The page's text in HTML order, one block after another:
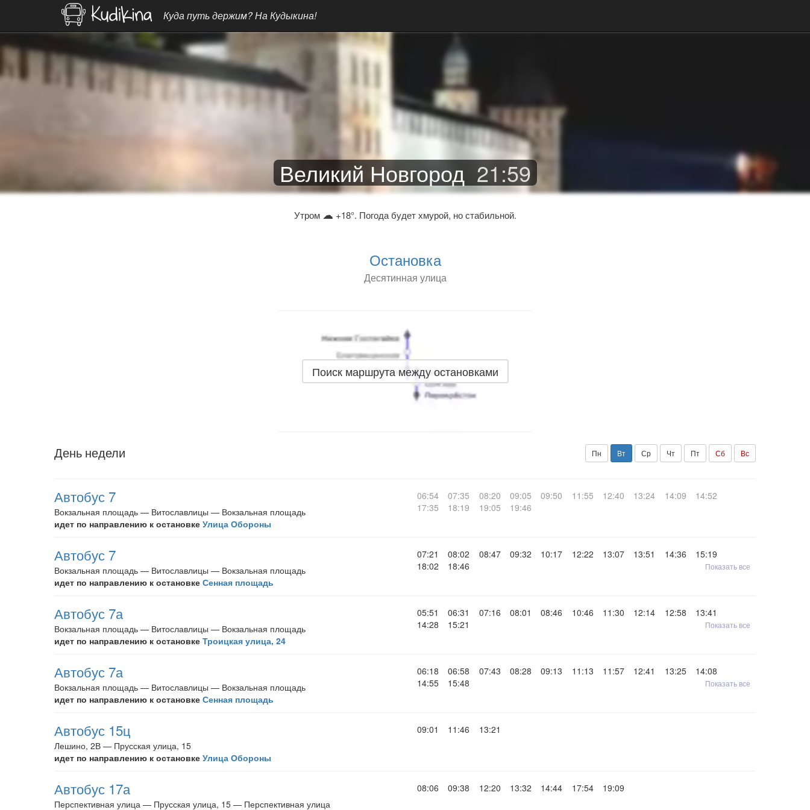
Куда путь держим? На Кудыкина!
Великий Новгород 21:59
Утром ☁ +18°. Погода будет хмурой, но стабильной.
Остановка
Десятинная улица
Поиск маршрута между остановками
День недели Пн Вт Ср Чт Пт Сб Вс
Автобус 7
Вокзальная площадь — Витославлицы — Вокзальная площадь
идет по направлению к остановке Улица Обороны
06:54 07:35 08:20 09:05 09:50 11:55 12:40 13:24 14:09
14:52
17:35
18:19 19:05 19:46
Автобус 7
Вокзальная площадь — Витославлицы — Вокзальная площадь
идет по направлению к остановке Сенная площадь
07:21 08:02 08:47 09:32 10:17 12:22 13:07 13:51 14:36
15:19
18:02
18:46 Показать все
Автобус 7а
Вокзальная площадь — Витославлицы — Вокзальная площадь
идет по направлению к остановке Троицкая улица, 24
05:51 06:31 07:16 08:01 08:46 10:46 11:30 12:14 12:58
13:41
14:28
15:21 Показать все
Автобус 7а
Вокзальная площадь — Витославлицы — Вокзальная площадь
идет по направлению к остановке Сенная площадь
06:18 06:58 07:43 08:28 09:13 11:13 11:57 12:41 13:25
14:08
14:55
15:48 Показать все
Автобус 15ц
Лешино, 2В — Прусская улица, 15
идет по направлению к остановке Улица Обороны
09:01 11:46 13:21
Автобус 17а
Перспективная улица — Прусская улица, 15 — Перспективная улица
08:06 09:38 12:20 13:32 14:44 17:54 19:09